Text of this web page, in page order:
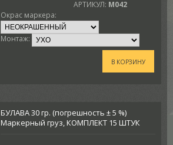
АРТИКУЛ: M042
Окрас маркера:
Монтаж:
В КОРЗИНУ
БУЛАВА 30 гр. (погрешность ± 5 %)
Маркерный груз, КОМПЛЕКТ 15 ШТУК